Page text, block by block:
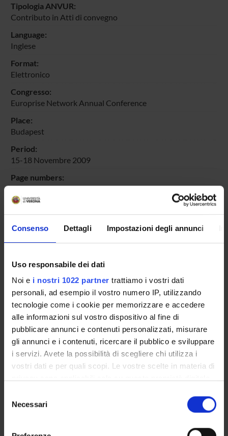
Consenso Dettagli Impostazioni degli annunci
Uso responsabile dei dati
Noi e i nostri 1022 partner trattiamo i vostri dati
personali, ad esempio il vostro numero IP, utilizzando
tecnologie come i cookie per memorizzare e accedere
alle informazioni sul vostro dispositivo al fine di
pubblicare annunci e contenuti personalizzati, misurare
gli annunci e i contenuti, ricercare il pubblico e sviluppare
i servizi. Avete la possibilità di scegliere chi utilizza i
vostri dati e per quali scopi. Le vostre scelte in materia di
modificare o revocare il proprio consenso in qualsiasi
momento dalla Dichiarazione sui cookie o facendo clic
delNecessari
Tipologia ANVUR:
Contributo in Atti di convegno
Language:
Inglese
Format:
Elettronico
Congresso:
Europrise Network Annual Conference
Place:
Budapest
Period:
15-18 Novembre 2009
Page numbers:
10-null
Keyword:
HIV Antibody Vaccine
Product ID:
57970
Handle IRIS:
Deposited On:
October 28, 2010
Last Modified:
November 14, 2022
Bibliographic citation:
Astone, Dalila; Rossolillo, Paola; Matucci, Andrea;
Racchiolli, Pierpaolo;Ruggiero, A. ;Zipeto, Donato,Broad
spectrum neutralizing antibodies against HIV-1 elicited by
gp120/41s.
Proceedings of "Europrise Network Annual
2009